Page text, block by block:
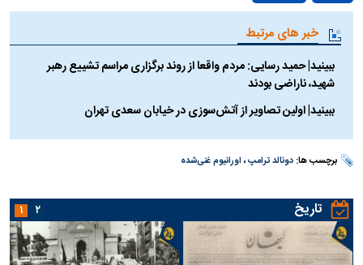
خبر های مرتبط
ببینید| حمید رسایی: مردم واقعا از روند برگزاری مراسم تشییع رهبر
شهید، ناراضی بودند
ببینید| اولین تصاویر از آتش‌سوزی در خیابان سعدی تهران
برچسب ها:دونالد ترامپ، اورانیوم غنی‌شده
تاریخ ۱ ۲